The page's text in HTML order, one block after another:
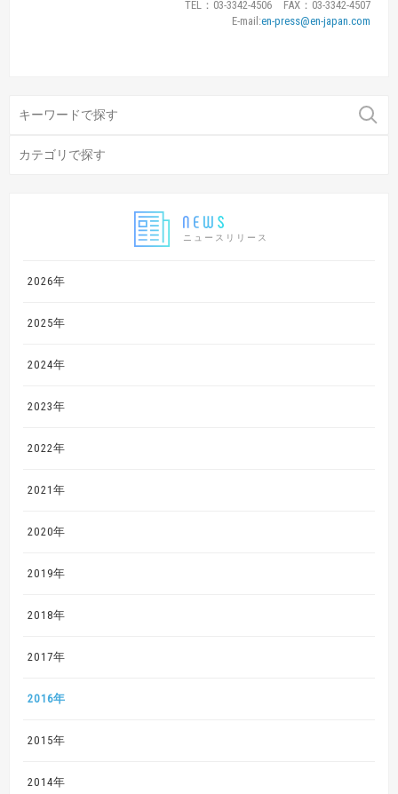
ニュースリリース
2026年
2025年
2024年
2023年
2022年
2021年
2020年
2019年
2018年
2017年
2016年
2015年
2014年
TEL：03-3342-4506 FAX：03-3342-4507
E-mail:en-press@en-japan.com